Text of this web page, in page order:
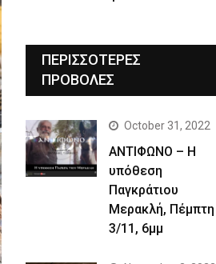
ΠΕΡΙΣΣΟΤΕΡΕΣ
ΠΡΟΒΟΛΕΣ
October 31, 2022
ΑΝΤΙΦΩΝΟ – Η
υπόθεση
Παγκράτιου
Μερακλή, Πέμπτη
3/11, 6μμ